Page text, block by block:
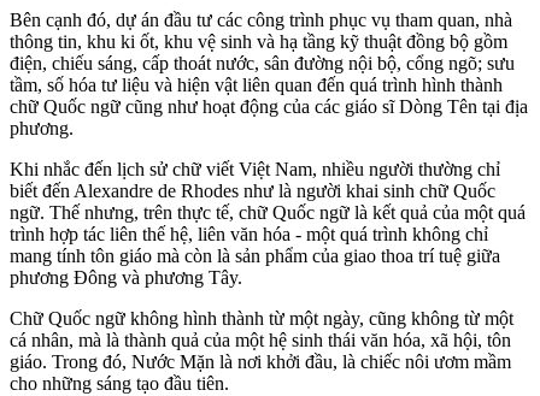
Bên cạnh đó, dự án đầu tư các công trình phục vụ tham quan, nhà
thông tin, khu ki ốt, khu vệ sinh và hạ tầng kỹ thuật đồng bộ gồm
điện, chiếu sáng, cấp thoát nước, sân đường nội bộ, cổng ngõ; sưu
tầm, số hóa tư liệu và hiện vật liên quan đến quá trình hình thành
chữ Quốc ngữ cũng như hoạt động của các giáo sĩ Dòng Tên tại địa
phương.
Khi nhắc đến lịch sử chữ viết Việt Nam, nhiều người thường chỉ
biết đến Alexandre de Rhodes như là người khai sinh chữ Quốc
ngữ. Thế nhưng, trên thực tế, chữ Quốc ngữ là kết quả của một quá
trình hợp tác liên thế hệ, liên văn hóa - một quá trình không chỉ
mang tính tôn giáo mà còn là sản phẩm của giao thoa trí tuệ giữa
phương Đông và phương Tây.
Chữ Quốc ngữ không hình thành từ một ngày, cũng không từ một
cá nhân, mà là thành quả của một hệ sinh thái văn hóa, xã hội, tôn
giáo. Trong đó, Nước Mặn là nơi khởi đầu, là chiếc nôi ươm mầm
cho những sáng tạo đầu tiên.